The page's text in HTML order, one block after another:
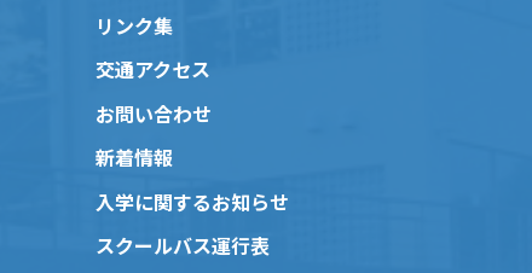
リンク集
交通アクセス
お問い合わせ
新着情報
入学に関するお知らせ
スクールバス運行表